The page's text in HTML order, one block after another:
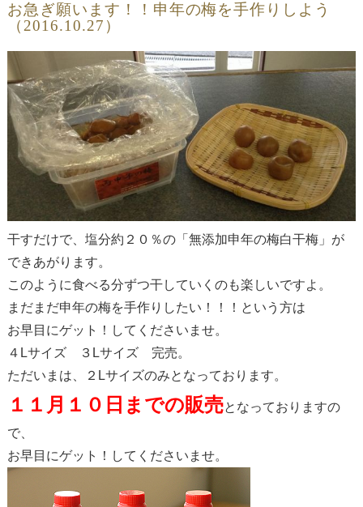
お急ぎ願います！！申年の梅を手作りしよう
（2016.10.27）
干すだけで、塩分約２０％の「無添加申年の梅白干梅」が
できあがります。
このように食べる分ずつ干していくのも楽しいですよ。
まだまだ申年の梅を手作りしたい！！！という方は
お早目にゲット！してくださいませ。
４Lサイズ ３Lサイズ 完売。
ただいまは、２Lサイズのみとなっております。
１１月１０日までの販売となっておりますの
で、
お早目にゲット！してくださいませ。